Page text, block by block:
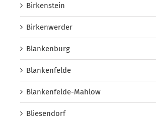
Birkenstein
Birkenwerder
Blankenburg
Blankenfelde
Blankenfelde-Mahlow
Bliesendorf